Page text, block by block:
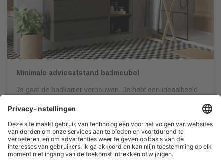
Minimale adviesafstand badmeubel
Je gaat de badkamer verbouwen. Je hebt een ideaalbeeld
vervolgens naar een sanitair speciaalzaak om al jouw
wensen in kaart te brengen. Het is belangrijk dat je jouw
badkamer door een professional gedetailleerd en op schaal
laat uittekenen. Dit om onaangename verrassingen te
voorkomen én zodat […]